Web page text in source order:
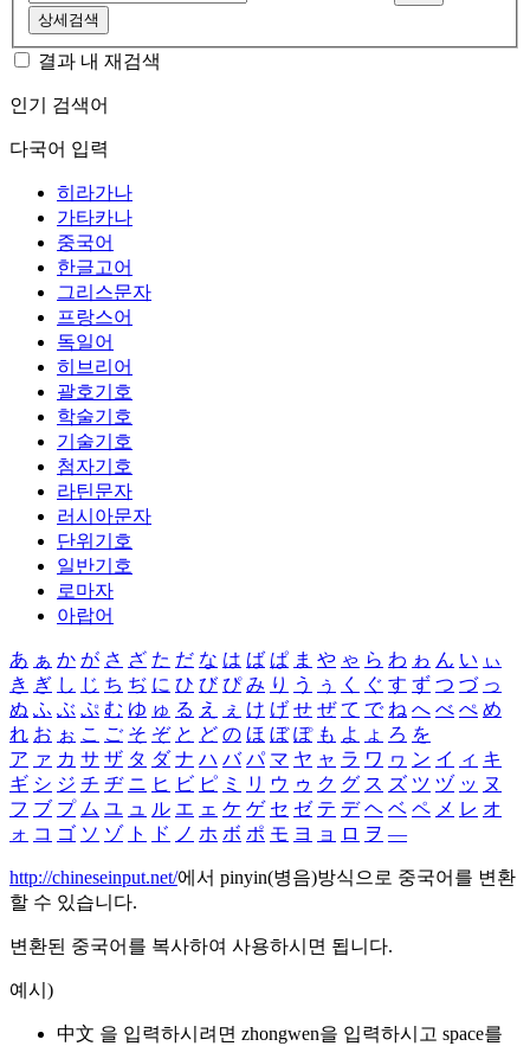
상세검색
결과 내 재검색
인기 검색어
다국어 입력
히라가나
가타카나
중국어
한글고어
그리스문자
프랑스어
독일어
히브리어
괄호기호
학술기호
기술기호
첨자기호
라틴문자
러시아문자
단위기호
일반기호
로마자
아랍어
あ ぁ か が さ ざ た だ な は ば ぱ ま や ゃ ら わ ゎ ん い ぃ
き ぎ し じ ち ぢ に ひ び ぴ み り う ぅ く ぐ す ず つ づ っ
ぬ ふ ぶ ぷ む ゆ ゅ る え ぇ け げ せ ぜ て で ね へ べ ぺ め
れ お ぉ こ ご そ ぞ と ど の ほ ぼ ぽ も よ ょ ろ を
ア ァ カ サ ザ タ ダ ナ ハ バ パ マ ヤ ャ ラ ワ ヮ ン イ ィ キ
ギ シ ジ チ ヂ ニ ヒ ビ ピ ミ リ ウ ゥ ク グ ス ズ ツ ヅ ッ ヌ
フ ブ プ ム ユ ュ ル エ ェ ケ ゲ セ ゼ テ デ ヘ ベ ペ メ レ オ
ォ コ ゴ ソ ゾ ト ド ノ ホ ボ ポ モ ヨ ョ ロ ヲ ―
http://chineseinput.net/에서 pinyin(병음)방식으로 중국어를 변환
할 수 있습니다.
변환된 중국어를 복사하여 사용하시면 됩니다.
예시)
中文 을 입력하시려면 zhongwen을 입력하시고 space를